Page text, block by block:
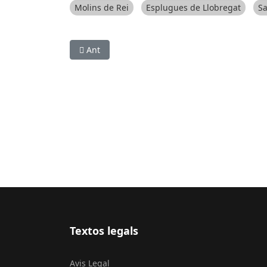
Molins de Rei Esplugues de Llobregat
Article anterior: ESPORTS (BÀSQUET, LLIGA
Ant
Textos legals
Avis Legal